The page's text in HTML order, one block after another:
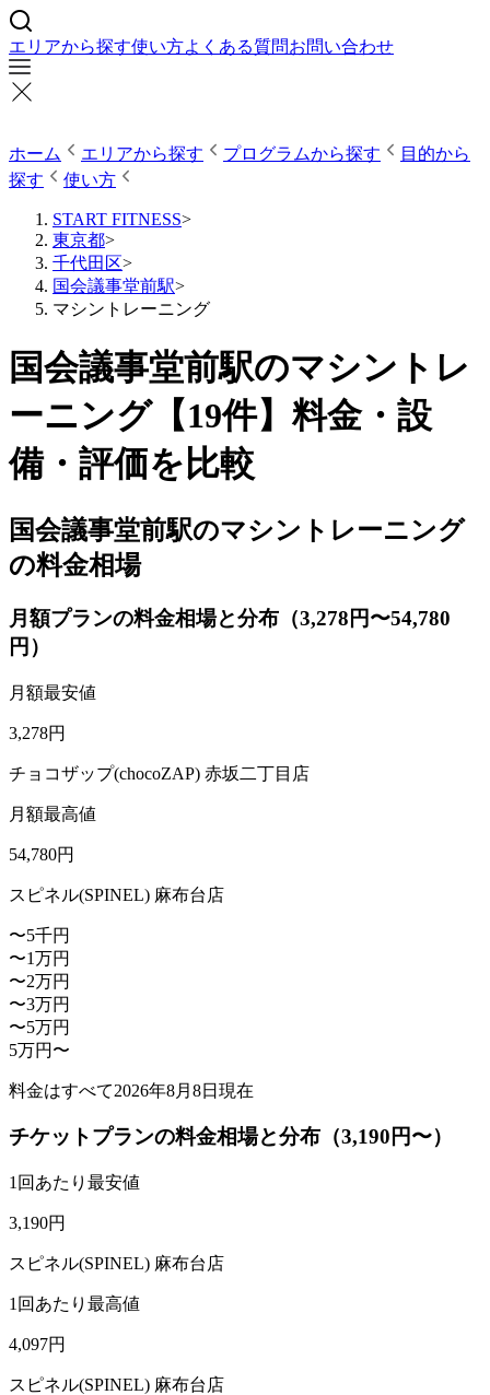
エリアから探す使い方よくある質問お問い合わせ
ホーム エリアから探す プログラムから探す
目的から
探す
使い方
START FITNESS>
東京都>
千代田区>
国会議事堂前駅>
マシントレーニング
国会議事堂前駅のマシントレ
ーニング【19件】料金・設
備・評価を比較
国会議事堂前駅のマシントレーニング
の料金相場
月額プランの料金相場と分布（3,278円〜54,780
円）
月額最安値
3,278円
チョコザップ(chocoZAP) 赤坂二丁目店
月額最高値
54,780円
スピネル(SPINEL) 麻布台店
〜5千円
〜1万円
〜2万円
〜3万円
〜5万円
5万円〜
料金はすべて2026年8月8日 現在
チケットプランの料金相場と分布（3,190円〜）
1回あたり最安値
3,190円
スピネル(SPINEL) 麻布台店
1回あたり最高値
4,097円
スピネル(SPINEL) 麻布台店